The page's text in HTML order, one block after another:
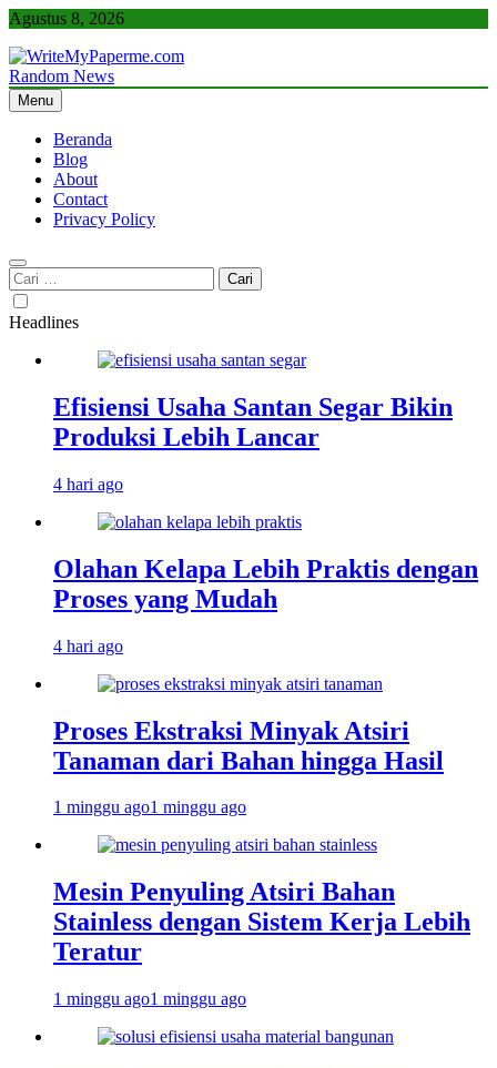
Skip
content
Agustus 8, 2026
WriteMyPaperme.com
Bisnis, Kuliner, Teknologi
Random News
Menu
Beranda
Blog
About
Contact
Privacy Policy
Cari
untuk:
Headlines
Efisiensi Usaha Santan Segar Bikin
Produksi Lebih Lancar
4 hari ago
Olahan Kelapa Lebih Praktis dengan
Proses yang Mudah
4 hari ago
Proses Ekstraksi Minyak Atsiri
Tanaman dari Bahan hingga Hasil
1 minggu ago1 minggu ago
Mesin Penyuling Atsiri Bahan
Stainless dengan Sistem Kerja Lebih
Teratur
1 minggu ago1 minggu ago